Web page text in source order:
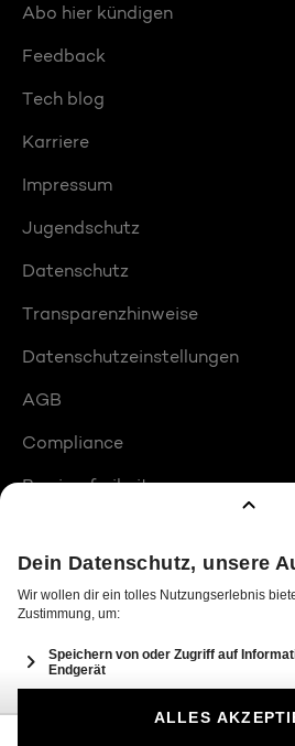
Abo hier kündigen
Feedback
Tech blog
Karriere
Impressum
Jugendschutz
Datenschutz
Transparenzhinweise
Datenschutzeinstellungen
AGB
Compliance
Barrierefreiheit